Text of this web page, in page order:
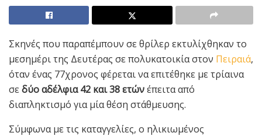
Σκηνές που παραπέμπουν σε θρίλερ εκτυλίχθηκαν το
μεσημέρι της Δευτέρας σε πολυκατοικία στον Πειραιά,
όταν ένας 77χρονος φέρεται να επιτέθηκε με τρίαινα
σεδύο αδέλφια 42 και 38 ετώνέπειτα από
διαπληκτισμό για μία θέση στάθμευσης.
Σύμφωνα με τις καταγγελίες, ο ηλικιωμένος